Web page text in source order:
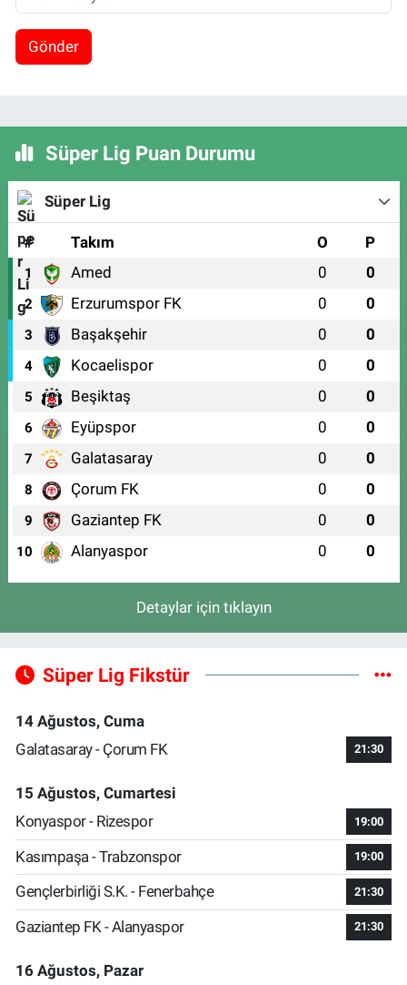
Gönder
Süper Lig Puan Durumu
Süper Lig
# Takım O P
1 Amed 0 0
2 Erzurumspor FK 0 0
3 Başakşehir 0 0
4 Kocaelispor 0 0
5 Beşiktaş 0 0
6 Eyüpspor 0 0
7 Galatasaray 0 0
8 Çorum FK 0 0
9 Gaziantep FK 0 0
10 Alanyaspor 0 0
Detaylar için tıklayın
Süper Lig Fikstür
14 Ağustos, Cuma
Galatasaray - Çorum FK
21:30
15 Ağustos, Cumartesi
Konyaspor - Rizespor
19:00
Kasımpaşa - Trabzonspor 19:00
Gençlerbirliği S.K. - Fenerbahçe 21:30
Gaziantep FK - Alanyaspor 21:30
16 Ağustos, Pazar